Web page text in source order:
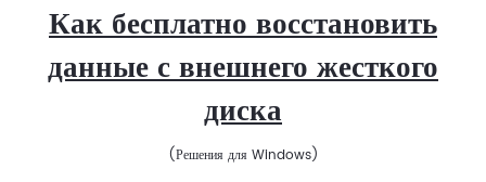
Как бесплатно восстановить
данные с внешнего жесткого
диска
(Решения для Windows)